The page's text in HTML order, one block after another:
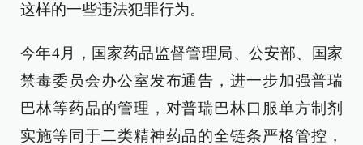
这样的一些违法犯罪行为。
今年4月，国家药品监督管理局、公安部、国家
禁毒委员会办公室发布通告，进一步加强普瑞
巴林等药品的管理，对普瑞巴林口服单方制剂
实施等同于二类精神药品的全链条严格管控，